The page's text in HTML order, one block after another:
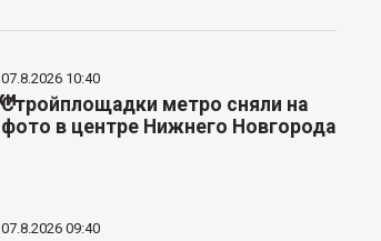
07.8.2026 10:40
Стройплощадки метро сняли на
фото в центре Нижнего Новгорода
07.8.2026 09:40